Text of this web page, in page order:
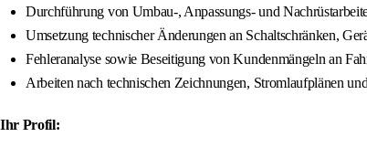
Durchführung von Umbau-, Anpassungs- und
Umsetzung technischer Änderungen an Schaltschränken,
Fehleranalyse sowie Beseitigung von Kundenmängeln an
Arbeiten nach technischen Zeichnungen, Stromlaufplänen
Ihr Profil: